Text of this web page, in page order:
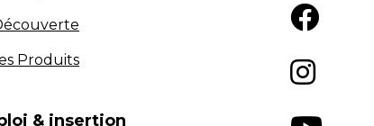
Produits
& insertion